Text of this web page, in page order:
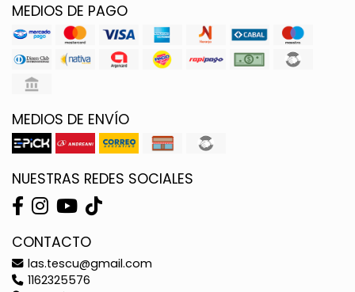
MEDIOS DE PAGO
MEDIOS DE ENVÍO
NUESTRAS REDES SOCIALES
CONTACTO
las.tescu@gmail.com
1162325576